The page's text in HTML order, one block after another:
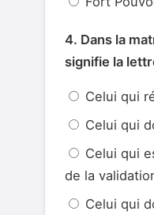
4. Dans la
signifie la
Celui qui
Celui qui
Celui qui
de la
Celui qui